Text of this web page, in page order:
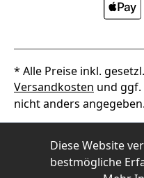
* Alle Preise inkl.
Versandkosten und
nicht anders angegeben.
2026Alpha Thermotec
Diese Website
bestmögliche